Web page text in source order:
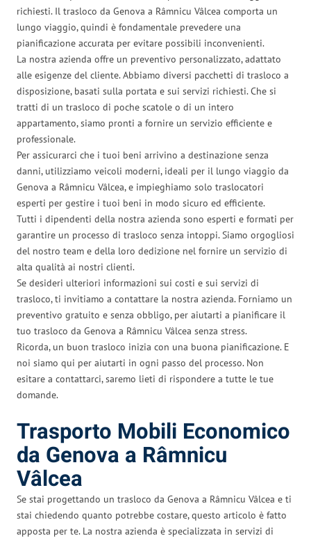
richiesti. Il trasloco da Genova a Râmnicu Vâlcea comporta un
lungo viaggio, quindi è fondamentale prevedere una
pianificazione accurata per evitare possibili inconvenienti.
La nostra azienda offre un preventivo personalizzato, adattato
alle esigenze del cliente. Abbiamo diversi pacchetti di trasloco a
disposizione, basati sulla portata e sui servizi richiesti. Che si
tratti di un trasloco di poche scatole o di un intero
appartamento, siamo pronti a fornire un servizio efficiente e
professionale.
Per assicurarci che i tuoi beni arrivino a destinazione senza
danni, utilizziamo veicoli moderni, ideali per il lungo viaggio da
Genova a Râmnicu Vâlcea, e impieghiamo solo traslocatori
esperti per gestire i tuoi beni in modo sicuro ed efficiente.
Tutti i dipendenti della nostra azienda sono esperti e formati per
garantire un processo di trasloco senza intoppi. Siamo orgogliosi
del nostro team e della loro dedizione nel fornire un servizio di
alta qualità ai nostri clienti.
Se desideri ulteriori informazioni sui costi e sui servizi di
trasloco, ti invitiamo a contattare la nostra azienda. Forniamo un
preventivo gratuito e senza obbligo, per aiutarti a pianificare il
tuo trasloco da Genova a Râmnicu Vâlcea senza stress.
Ricorda, un buon trasloco inizia con una buona pianificazione. E
noi siamo qui per aiutarti in ogni passo del processo. Non
esitare a contattarci, saremo lieti di rispondere a tutte le tue
domande.
Trasporto Mobili Economico
da Genova a Râmnicu
Vâlcea
Se stai progettando un trasloco da Genova a Râmnicu Vâlcea e ti
stai chiedendo quanto potrebbe costare, questo articolo è fatto
apposta per te. La nostra azienda è specializzata in servizi di